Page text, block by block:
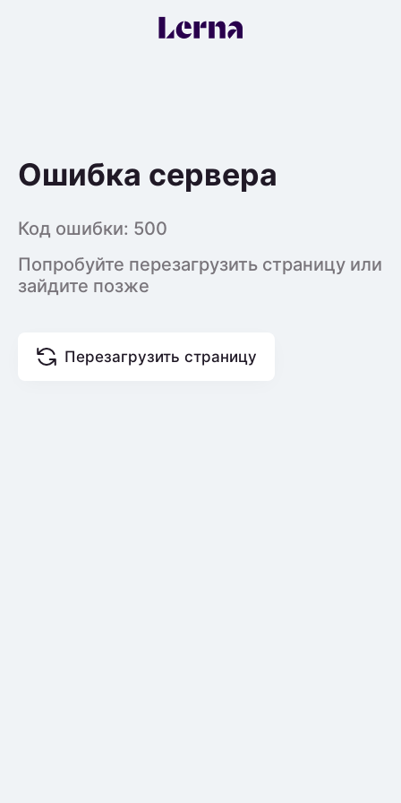
Ошибка сервера
Код ошибки: 500
Попробуйте перезагрузить страницу или
зайдите позже
Перезагрузить страницу